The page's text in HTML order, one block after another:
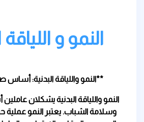
النمو و اللياقة
**النمو واللياقة البدنية:
النمو واللياقة البدنية يشكلان
وسلامة الشباب. يعتبر النمو عملية